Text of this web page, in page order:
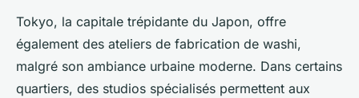
Tokyo, la capitale trépidante du Japon, offre
également des ateliers de fabrication de washi,
malgré son ambiance urbaine moderne. Dans certains
quartiers, des studios spécialisés permettent aux